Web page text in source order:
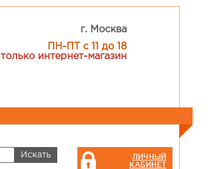
г. Москва
ПН-ПТ с 11 до 18
только интернет-магазин
ЛИЧНЫЙ
КАБИНЕТ